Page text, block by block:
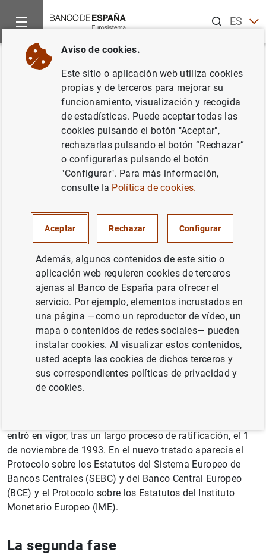
ESEN
Inicio Sobre el Banco
Volver
Las tres fases de laUEM
La puesta en marcha de la Unión Económica y Monetaria
(UEM) supone seguir una hoja de ruta previamente
diseñada, en la que se detallan las denominadas tres
UEM.
La primera fase
La primera fase comenzó el 1 de julio de 1990 y se
caracterizaba, fundamentalmente, por el
desmantelamiento de las barreras internas a la libre
circulación de bienes, personas, servicios y capitales
entre los Estados miembros de la Unión Europea (UE) y
por el intento de avanzar en la convergencia económica
mediante la vigilancia multilateral de las políticas
económicas de los Estados miembros.
Se avanzó en la revisión de los tratados constitutivos de
la Comunidad Económica Europea (CEE) para adaptarlos
entró en vigor, tras un largo proceso de ratificación, el 1
de noviembre de 1993. En el nuevo tratado aparecía el
Protocolo sobre los Estatutos del Sistema Europeo de
Bancos Centrales (SEBC) y del Banco Central Europeo
(BCE) y el Protocolo sobre los Estatutos del Instituto
Monetario Europeo (IME).
La segunda fase
Aviso de cookies.
Este sitio o aplicación web utiliza cookies
propias y de terceros para mejorar su
funcionamiento, visualización y recogida
de estadísticas. Puede aceptar todas las
cookies pulsando el botón "Aceptar",
rechazarlas pulsando el botón “Rechazar”
o configurarlas pulsando el botón
"Configurar". Para más información,
consulte la Política de cookies.
Aceptar Rechazar Configurar
Además, algunos contenidos de este sitio o
aplicación web requieren cookies de terceros
ajenas al Banco de España para ofrecer el
servicio. Por ejemplo, elementos incrustados en
una página —como un reproductor de vídeo, un
mapa o contenidos de redes sociales— pueden
instalar cookies. Al visualizar estos contenidos,
usted acepta las cookies de dichos terceros y
sus correspondientes políticas de privacidad y
de cookies.